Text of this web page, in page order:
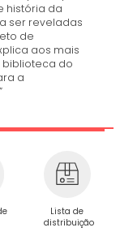
história da
ser reveladas
de
aos mais
biblioteca do
a
Lista de
distribuição